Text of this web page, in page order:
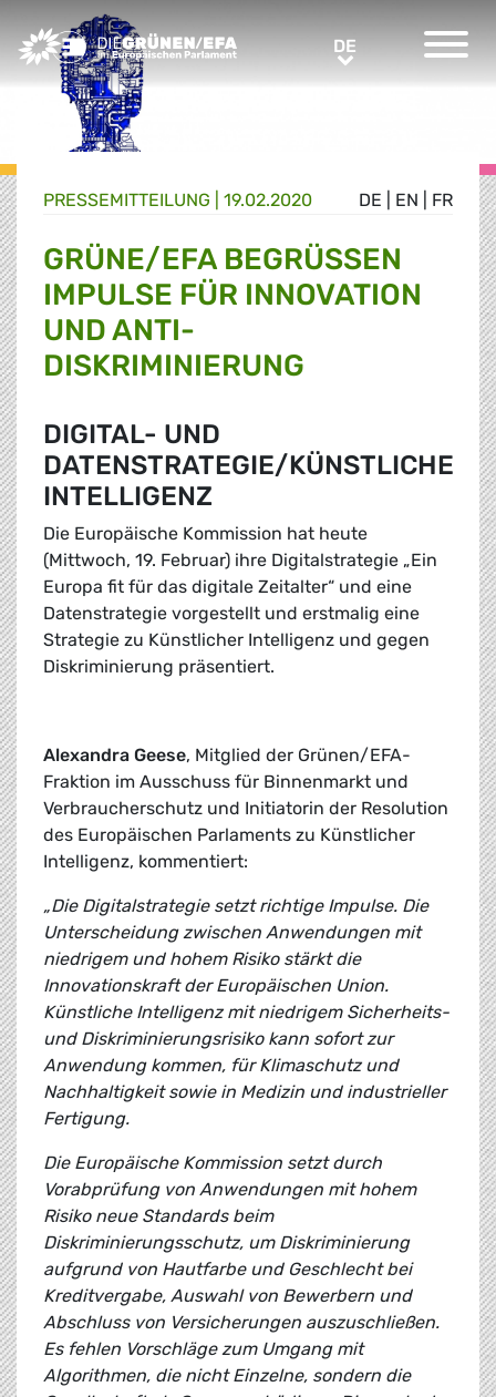
Greens/EFA Home DEDE
DE EN FR
PRESSE­MITTEILUNG 19.02.2020
GRÜNE/EFA BEGRÜSSEN I
MPULSE FÜR INNOVATION U
ND ANTI-D
ISKRIMINIERUNG
DIGITAL- UND
DATENSTRATEGIE/KÜNSTLICHE
INTELLIGENZ
Die Europäische Kommission hat heute
(Mittwoch, 19. Februar) ihre Digitalstrategie „Ein
Europa fit für das digitale Zeitalter“ und eine
Datenstrategie vorgestellt und erstmalig eine
Strategie zu Künstlicher Intelligenz und gegen
Diskriminierung präsentiert.
Alexandra Geese, Mitglied der Grünen/EFA-
Fraktion im Ausschuss für Binnenmarkt und
Verbraucherschutz und Initiatorin der Resolution
des Europäischen Parlaments zu Künstlicher
Intelligenz, kommentiert:
„Die Digitalstrategie setzt richtige Impulse. Die
Unterscheidung zwischen Anwendungen mit
niedrigem und hohem Risiko stärkt die
Innovationskraft der Europäischen Union.
Künstliche Intelligenz mit niedrigem Sicherheits-
und Diskriminierungsrisiko kann sofort zur
Anwendung kommen, für Klimaschutz und
Nachhaltigkeit sowie in Medizin und industrieller
Fertigung.
Die Europäische Kommission setzt durch
Vorabprüfung von Anwendungen mit hohem
Risiko neue Standards beim
Diskriminierungsschutz, um Diskriminierung
aufgrund von Hautfarbe und Geschlecht bei
Kreditvergabe, Auswahl von Bewerbern und
Abschluss von Versicherungen auszuschließen.
Es fehlen Vorschläge zum Umgang mit
Algorithmen, die nicht Einzelne, sondern die